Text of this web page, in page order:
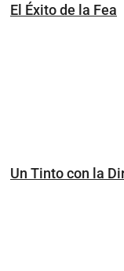
El Éxito de la Fea
Un Tinto con la